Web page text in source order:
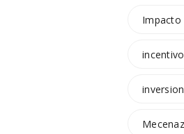
Impacto